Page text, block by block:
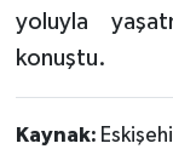
yoluyla
konuştu.
Kaynak: